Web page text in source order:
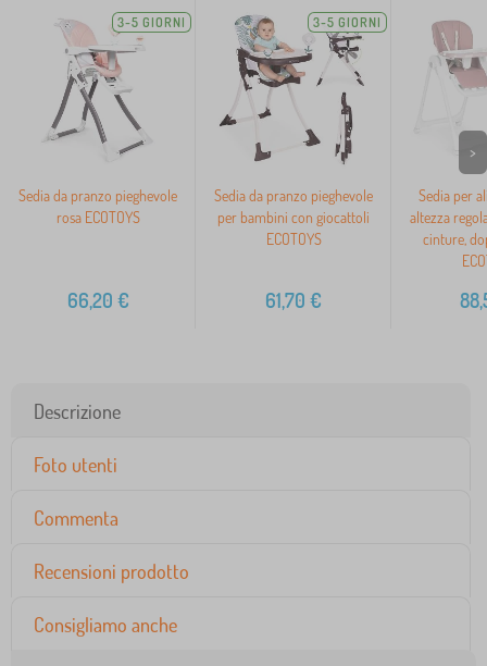
3-5 GIORNI
Sedia da pranzo pieghevole
rosa ECOTOYS
66,20 €
3-5 GIORNI
Sedia da pranzo pieghevole
per bambini con giocattoli
ECOTOYS
61,70 €
Sedia per
altezza
cinture,
>
Descrizione
Foto utenti
Commenta
Recensioni prodotto
Consigliamo anche